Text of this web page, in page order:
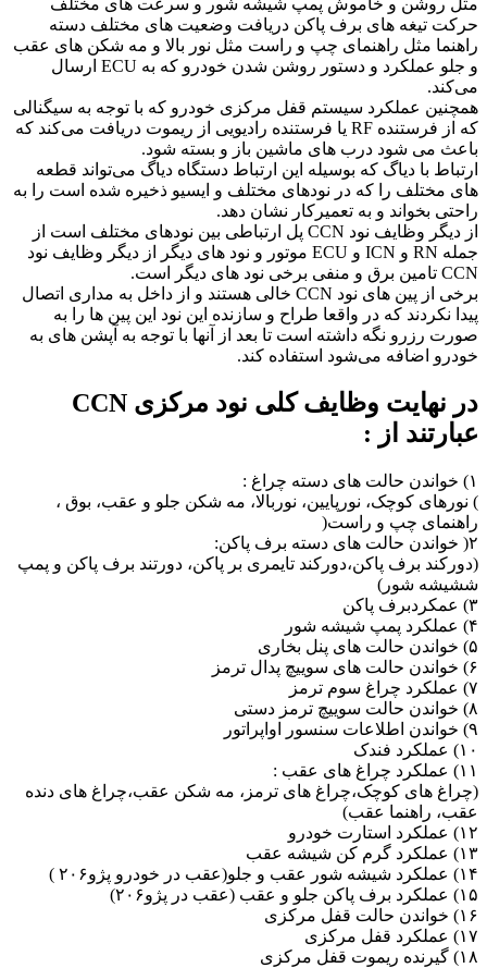
مثل روشن و خاموش پمپ شیشه شور و سرعت های مختلف
حرکت تیغه های برف پاکن دریافت وضعیت های مختلف دسته
راهنما مثل راهنمای چپ و راست مثل نور بالا و مه شکن های عقب
و جلو عملکرد و دستور روشن شدن خودرو که به ECU ارسال
می‌کند.
همچنین عملکرد سیستم قفل مرکزی خودرو که با توجه به سیگنالی
که از فرستنده RF یا فرستنده رادیویی از ریموت دریافت می‌کند که
باعث می شود درب های ماشین باز و بسته شود.
ارتباط با دیاگ که بوسیله این ارتباط دستگاه دیاگ می‌تواند قطعه
های مختلف را که در نودهای مختلف و ایسیو ذخیره شده است را به
راحتی بخواند و به تعمیرکار نشان دهد.
از دیگر وظایف نود CCN پل ارتباطی بین نودهای مختلف است از
جمله RN و ICN و ECU موتور و نود های دیگر از دیگر وظایف نود
CCN تامین برق و منفی برخی نود های دیگر است.
برخی از پین های نود CCN خالی هستند و از داخل به مداری اتصال
پیدا نکردند که در واقعا طراح و سازنده این نود این پین ها را به
صورت رزرو نگه داشته است تا بعد از آنها با توجه به آپشن های به
خودرو اضافه می‌شود استفاده کند.
در نهایت وظایف کلی نود مرکزی CCN
عبارتند از :
۱) خواندن حالت های دسته چراغ :
) نورهای کوچک، نورپایین، نوربالا، مه شکن جلو و عقب، بوق ،
راهنمای چپ و راست(
۲( خواندن حالت های دسته برف پاکن:
(دورکند برف پاکن،دورکند تایمری بر پاکن، دورتند برف پاکن و پمپ
ششیشه شور)
۳) عمکردبرف پاکن
۴) عملکرد پمپ شیشه شور
۵) خواندن حالت های پنل بخاری
۶) خواندن حالت های سوییچ پدال ترمز
۷) عملکرد چراغ سوم ترمز
۸) خواندن حالت سوییچ ترمز دستی
۹) خواندن اطلاعات سنسور اواپراتور
۱۰) عملکرد فندک
۱۱) عملکرد چراغ های عقب :
(چراغ های کوچک،چراغ های ترمز، مه شکن عقب،چراغ های دنده
عقب، راهنما عقب)
۱۲) عملکرد استارت خودرو
۱۳) عملکرد گرم کن شیشه عقب
۱۴) عملکرد شیشه شور عقب و جلو(عقب در خودرو پژو۲۰۶ )
۱۵) عملکرد برف پاکن جلو و عقب (عقب در پژو۲۰۶)
۱۶) خواندن حالت قفل مرکزی
۱۷) عملکرد قفل مرکزی
۱۸) گیرنده ریموت قفل مرکزی